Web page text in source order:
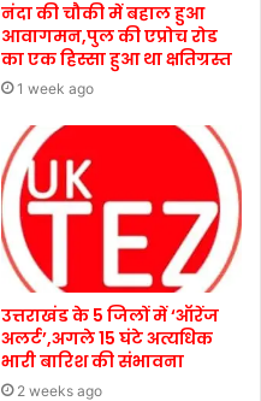
नंदा की चौकी में बहाल हुआ
आवागमन,पुल की एप्रोच रोड
का एक हिस्सा हुआ था क्षतिग्रस्त
1 week ago
उत्तराखंड के 5 जिलों में ‘ऑरेंज
अलर्ट’,अगले 15 घंटे अत्यधिक
भारी बारिश की संभावना
2 weeks ago